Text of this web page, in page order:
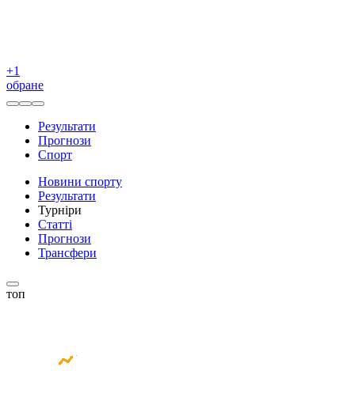
+1
обране
Результати
Прогнози
Спорт
Новини спорту
Результати
Турніри
Статті
Прогнози
Трансфери
топ